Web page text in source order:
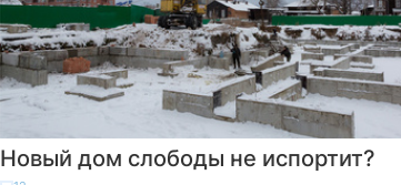
Новый дом слободы не испортит?